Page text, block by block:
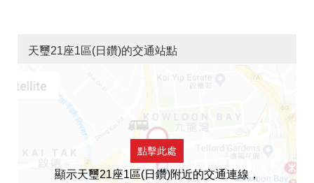
天璽21座1區(日鑽)的交通站點
點擊此處
顯示天璽21座1區(日鑽)附近的交通連線，